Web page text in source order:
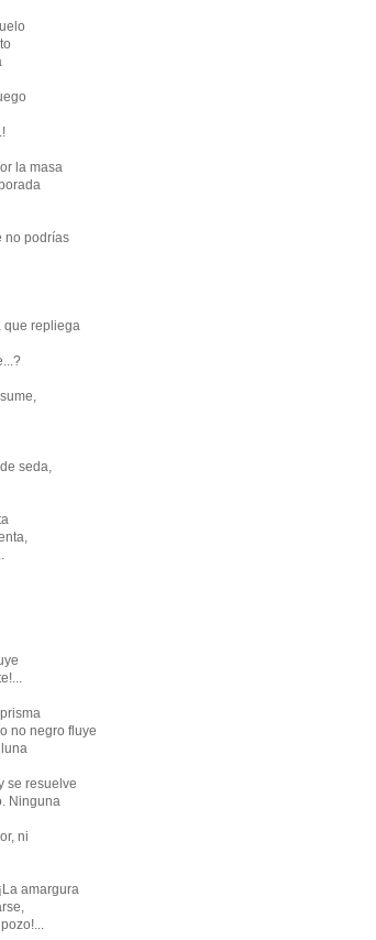
la masa
no podrías
que repliega
seda,
no negro fluye
se resuelve
Ninguna
ni
amargura